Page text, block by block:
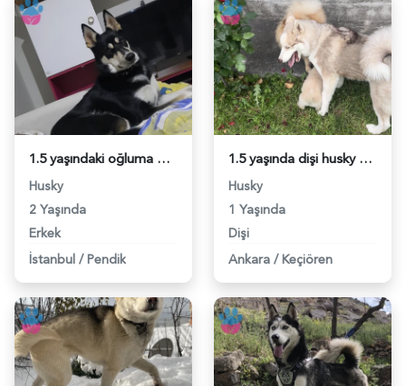
1.5 yaşındaki oğluma Eş Arıyorum - 118982845
Husky
2 Yaşında
Erkek
İstanbul / Pendik
1.5 yaşında dişi husky - 118981956
Husky
1 Yaşında
Dişi
Ankara / Keçiören